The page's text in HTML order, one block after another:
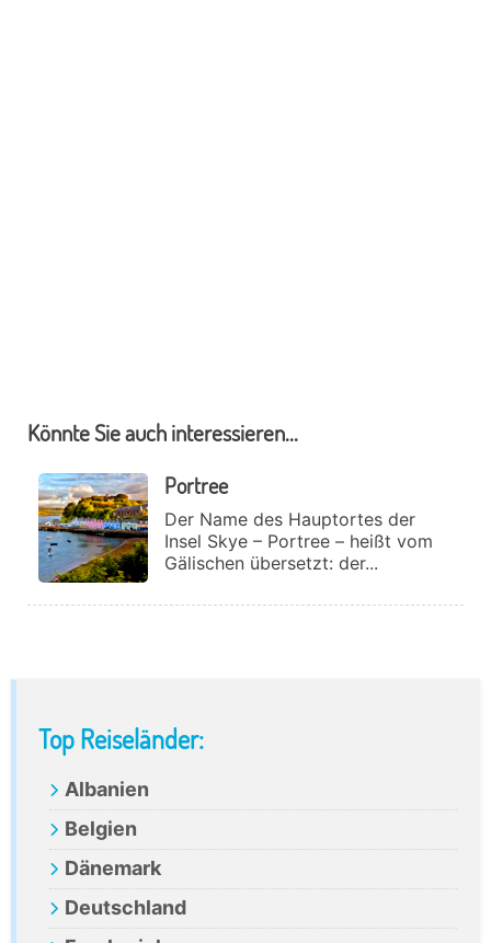
Könnte Sie auch interessieren...
Portree
Der Name des Hauptortes der
Insel Skye – Portree – heißt vom
Gälischen übersetzt: der...
Primary
Sidebar
Top Reiseländer:
Albanien
Belgien
Dänemark
Deutschland